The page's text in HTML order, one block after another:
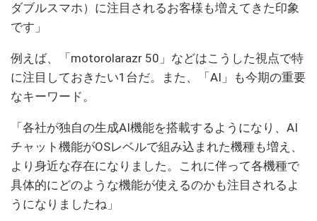
ダブルスマホ）に注目されるお客様も増えてきた印象
です」
例えば、「motorolarazr 50」などはこうした視点で特
に注目しておきたい1台だ。また、「AI」も今期の重要
なキーワード。
「各社が独自の生成AI機能を搭載するようになり、AI
チャット機能がOSレベルで組み込まれた機種も増え、
より身近な存在になりました。これに伴って各機種で
具体的にどのような機能が使えるのかも注目されるよ
うになりましたね」